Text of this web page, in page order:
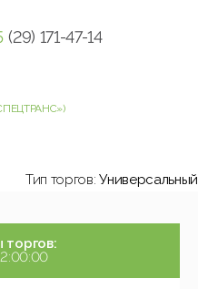
(29) 171-47-14
Тип торгов:Универсальный
торгов: